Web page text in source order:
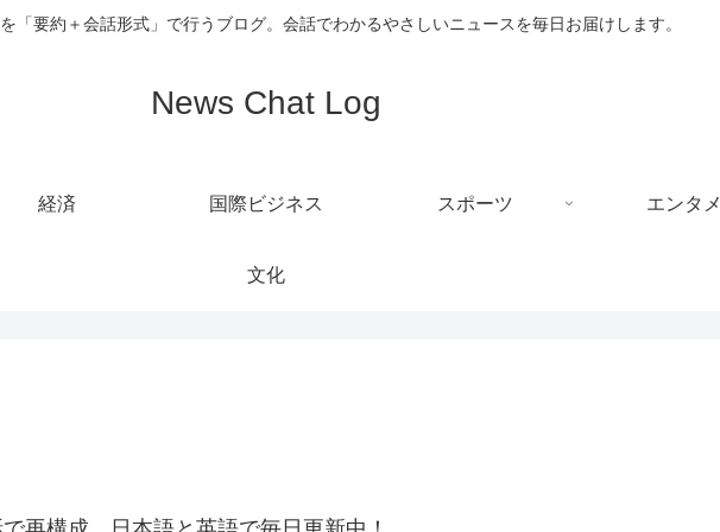
「要約＋会話形式」で行うブログ。会話でわかるやさしいニュースを毎日お届けします。
News Chat Log
経済 国際ビジネス スポーツ エンタメ
文化